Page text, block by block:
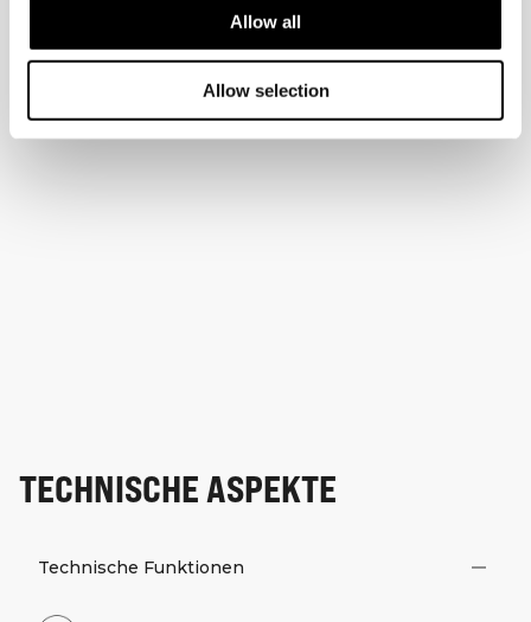
Allow all
Allow selection
TECHNISCHE ASPEKTE
Technische Funktionen